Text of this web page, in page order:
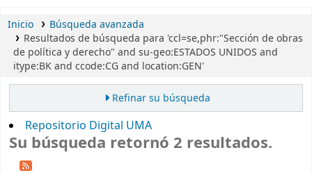
Inicio
Búsqueda avanzada
Resultados de búsqueda para 'ccl=se,phr:"Sección de obras
de política y derecho" and su-geo:ESTADOS UNIDOS and
itype:BK and ccode:CG and location:GEN'
Refinar su búsqueda
Repositorio Digital UMA
Su búsqueda retornó 2 resultados.